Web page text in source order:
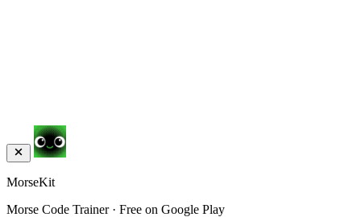
MorseKit
Morse Code Trainer · Free on Google Play